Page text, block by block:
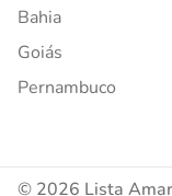
Bahia
Goiás
Pernambuco
© 2026 Lista